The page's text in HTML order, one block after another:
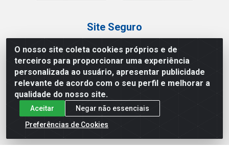
O nosso site coleta cookies próprios e de
terceiros para proporcionar uma experiência
personalizada ao usuário, apresentar publicidade
relevante de acordo com o seu perfil e melhorar a
qualidade do nosso site.
Aceitar
Negar não essenciais
Preferências de Cookies
Site Seguro
Loja / Showroom
Tel.: (11) 3227-0546
Av Vautier, 587/597 - Pari - São Paulo/SP